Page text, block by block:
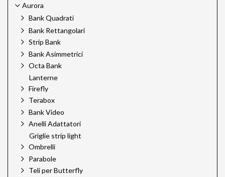
Aurora
Bank Quadrati
Bank Rettangolari
Strip Bank
Bank Asimmetrici
Octa Bank
Lanterne
Firefly
Terabox
Bank Video
Anelli Adattatori
Griglie strip light
Ombrelli
Parabole
Teli per Butterfly